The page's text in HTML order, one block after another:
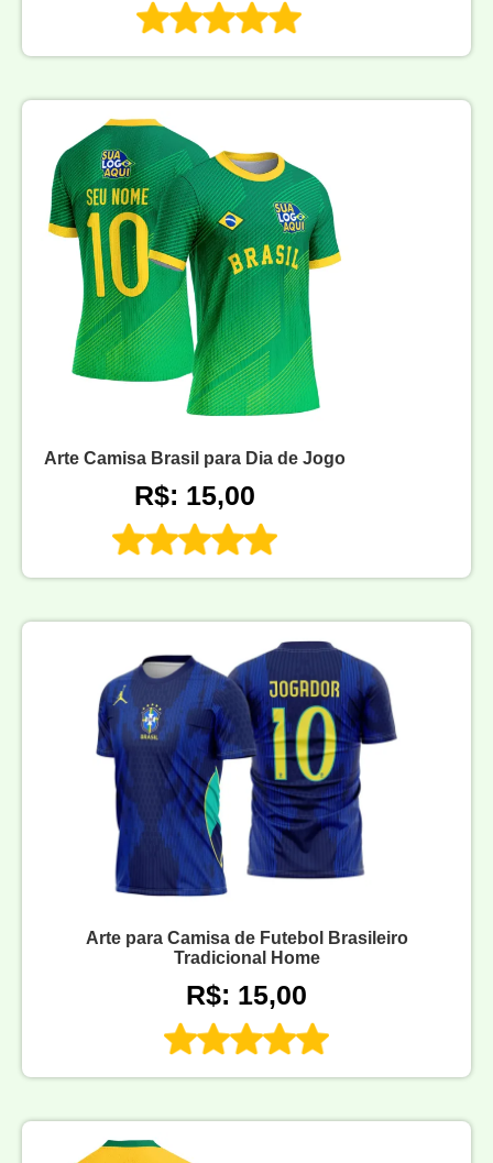
Arte Camisa Brasil para Dia de Jogo
R$: 15,00
Arte para Camisa de Futebol Brasileiro
Tradicional Home
R$: 15,00